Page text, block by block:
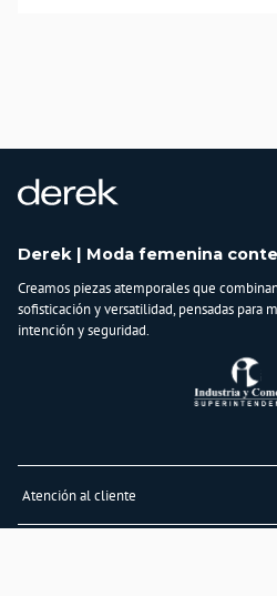
Derek | Moda femenina
Creamos piezas atemporales que
sofisticación y versatilidad, pensadas para
intención y seguridad.
Atención al cliente